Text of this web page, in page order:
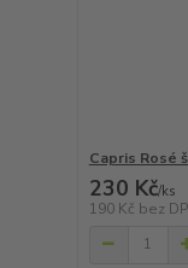
Capris Rosé
230 Kč/ks
190 Kč bez